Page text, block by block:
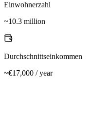
Einwohnerzahl
~10.3 million
Durchschnittseinkommen
~€17,000 / year